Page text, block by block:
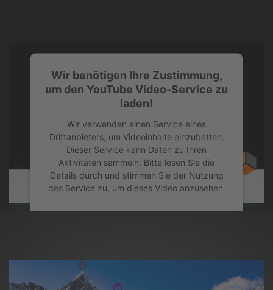
Wir benötigen Ihre Zustimmung,
um den YouTube Video-Service zu
laden!
Wir verwenden einen Service eines
Drittanbieters, um Videoinhalte einzubetten.
Dieser Service kann Daten zu Ihren
Aktivitäten sammeln. Bitte lesen Sie die
Details durch und stimmen Sie der Nutzung
des Service zu, um dieses Video anzusehen.
Akzeptieren
powered byUsercentrics Consent